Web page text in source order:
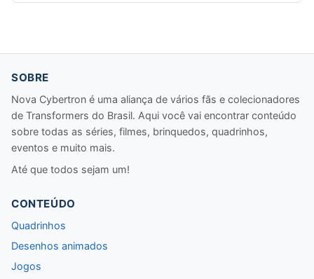
SOBRE
Nova Cybertron é uma aliança de vários fãs e colecionadores
de Transformers do Brasil. Aqui você vai encontrar conteúdo
sobre todas as séries, filmes, brinquedos, quadrinhos,
eventos e muito mais.
Até que todos sejam um!
CONTEÚDO
Quadrinhos
Desenhos animados
Jogos